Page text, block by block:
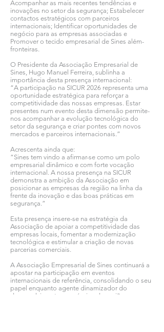
Acompanhar as mais recentes tendências e
inovações no setor da segurança; Estabelecer
contactos estratégicos com parceiros
internacionais; Identificar oportunidades de
negócio para as empresas associadas e
Promover o tecido empresarial de Sines além-
fronteiras.
O Presidente da Associação Empresarial de
Sines, Hugo Manuel Ferreira, sublinha a
importância desta presença internacional:
“A participação na SICUR 2026 representa uma
oportunidade estratégica para reforçar a
competitividade das nossas empresas. Estar
presentes num evento desta dimensão permite-
nos acompanhar a evolução tecnológica do
setor da segurança e criar pontes com novos
mercados e parceiros internacionais.”
Acrescenta ainda que:
“Sines tem vindo a afirmar-se como um polo
empresarial dinâmico e com forte vocação
internacional. A nossa presença na SICUR
demonstra a ambição da Associação em
posicionar as empresas da região na linha da
frente da inovação e das boas práticas em
segurança.”
Esta presença insere-se na estratégia da
Associação de apoiar a competitividade das
empresas locais, fomentar a modernização
tecnológica e estimular a criação de novas
parcerias comerciais.
A Associação Empresarial de Sines continuará a
apostar na participação em eventos
internacionais de referência, consolidando o seu
papel enquanto agente dinamizador do
desenvolvimento económico da região.